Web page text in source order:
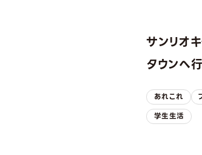
サンリオ
タウンへ
あれこれ
学生生活